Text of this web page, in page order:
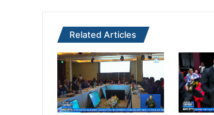
Related Articles